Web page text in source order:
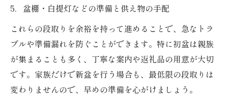
盆棚・白提灯などの準備と供え物の手配
これらの段取りを余裕を持って進めることで、急なトラ
ブルや準備漏れを防ぐことができます。特に初盆は親族
が集まることも多く、丁寧な案内や返礼品の用意が大切
です。家族だけで新盆を行う場合も、最低限の段取りは
変わりませんので、早めの準備を心がけましょう。